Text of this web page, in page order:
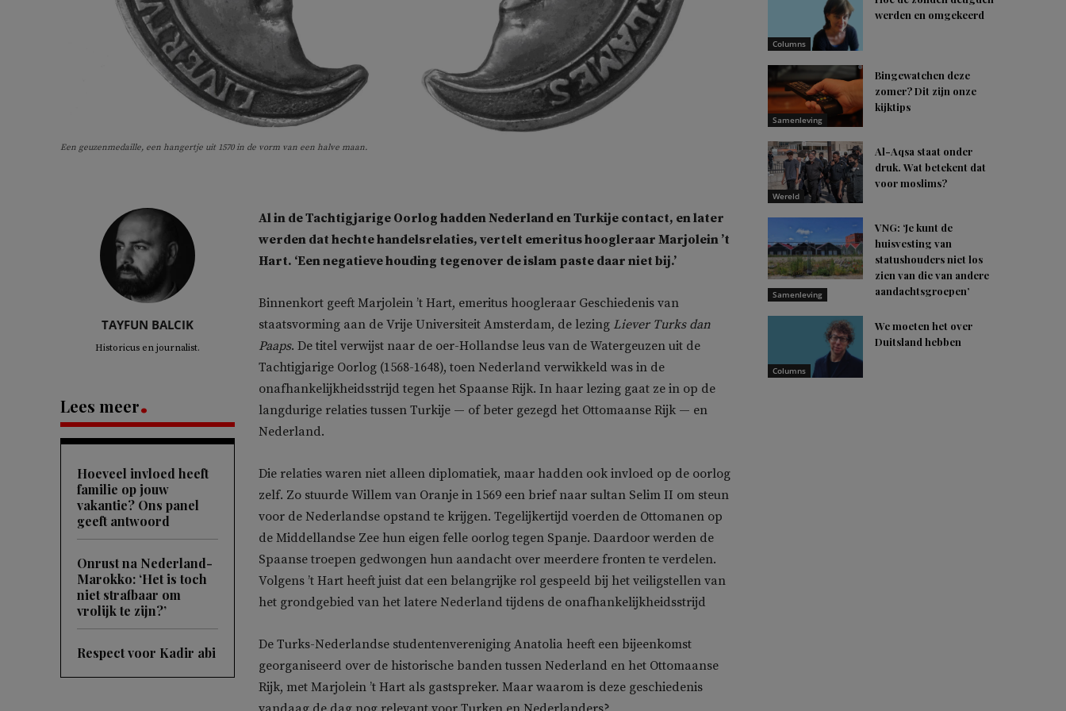
Een geuzenmedaille, een hangertje uit 1570 in de vorm van een halve maan.
TAYFUN BALCIK
Historicus en journalist.
Lees meer
Hoeveel invloed heeft
familie op jouw
vakantie? Ons panel
geeft antwoord
Onrust na Nederland-
Marokko: ‘Het is toch
niet strafbaar om
vrolijk te zijn?’
Respect voor Kadir abi
Al in de Tachtigjarige Oorlog hadden Nederland en Turkije contact, en later
werden dat hechte handelsrelaties, vertelt emeritus hoogleraar Marjolein ’t
Hart. ‘Een negatieve houding tegenover de islam paste daar niet bij.’
Binnenkort geeft Marjolein ’t Hart, emeritus hoogleraar Geschiedenis van
staatsvorming aan de Vrije Universiteit Amsterdam, de lezing Liever Turks dan
Paaps. De titel verwijst naar de oer-Hollandse leus van de Watergeuzen uit de
Tachtigjarige Oorlog (1568-1648), toen Nederland verwikkeld was in de
onafhankelijkheidsstrijd tegen het Spaanse Rijk. In haar lezing gaat ze in op de
langdurige relaties tussen Turkije — of beter gezegd het Ottomaanse Rijk — en
Nederland.
Die relaties waren niet alleen diplomatiek, maar hadden ook invloed op de oorlog
zelf. Zo stuurde Willem van Oranje in 1569 een brief naar sultan Selim II om steun
voor de Nederlandse opstand te krijgen. Tegelijkertijd voerden de Ottomanen op
de Middellandse Zee hun eigen felle oorlog tegen Spanje. Daardoor werden de
Spaanse troepen gedwongen hun aandacht over meerdere fronten te verdelen.
Volgens ’t Hart heeft juist dat een belangrijke rol gespeeld bij het veiligstellen van
het grondgebied van het latere Nederland tijdens de onafhankelijkheidsstrijd
De Turks-Nederlandse studentenvereniging Anatolia heeft een bijeenkomst
georganiseerd over de historische banden tussen Nederland en het Ottomaanse
Rijk, met Marjolein ’t Hart als gastspreker. Maar waarom is deze geschiedenis
Columns
werden en omgekeerd
Samenleving
Bingewatchen deze
zomer? Dit zijn onze
kijktips
Wereld
Al-Aqsa staat onder
druk. Wat betekent dat
voor moslims?
Samenleving
VNG: ‘Je kunt de
huisvesting van
statushouders niet los
zien van die van andere
aandachtsgroepen’
Columns
We moeten het over
Duitsland hebben